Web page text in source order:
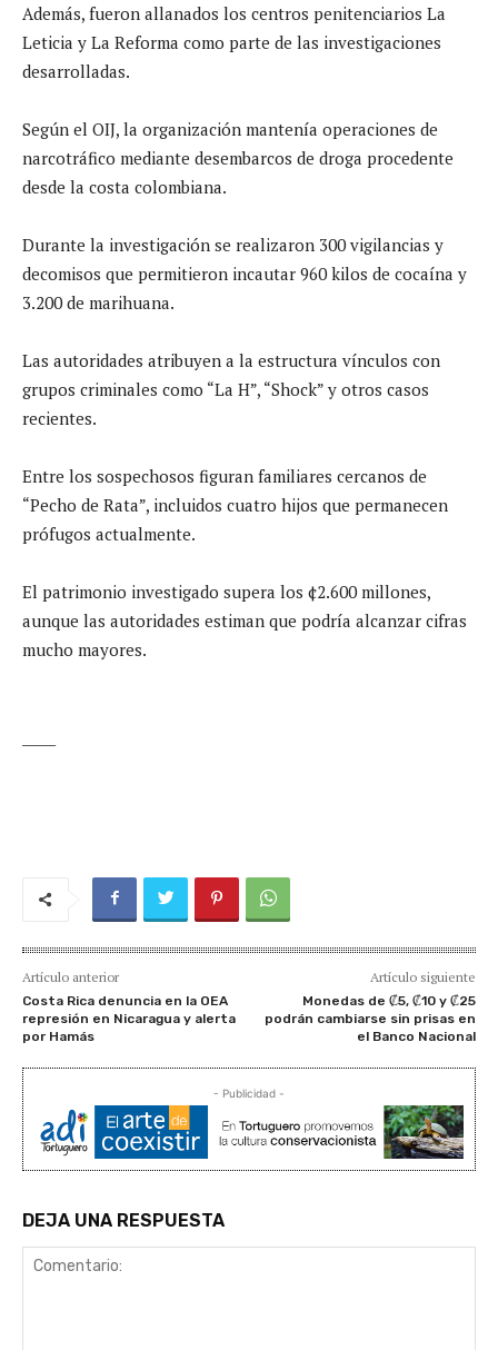
Además, fueron allanados los centros penitenciarios La
Leticia y La Reforma como parte de las investigaciones
desarrolladas.
Según el OIJ, la organización mantenía operaciones de
narcotráfico mediante desembarcos de droga procedente
desde la costa colombiana.
Durante la investigación se realizaron 300 vigilancias y
decomisos que permitieron incautar 960 kilos de cocaína y
3.200 de marihuana.
Las autoridades atribuyen a la estructura vínculos con
grupos criminales como “La H”, “Shock” y otros casos
recientes.
Entre los sospechosos figuran familiares cercanos de
“Pecho de Rata”, incluidos cuatro hijos que permanecen
prófugos actualmente.
El patrimonio investigado supera los ¢2.600 millones,
aunque las autoridades estiman que podría alcanzar cifras
mucho mayores.
Artículo anterior
Costa Rica denuncia en la OEA
represión en Nicaragua y alerta
por Hamás
Artículo siguiente
Monedas de ₡5, ₡10 y ₡25
podrán cambiarse sin prisas en
el Banco Nacional
- Publicidad -
DEJA UNA RESPUESTA